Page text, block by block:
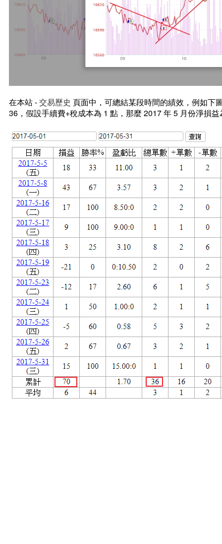
在本站 -交易歷史 頁面中，可總結某段時間的績效，例如下
36，假設手續費+稅成本為 1 點，那麼 2017 年 5 月份淨損